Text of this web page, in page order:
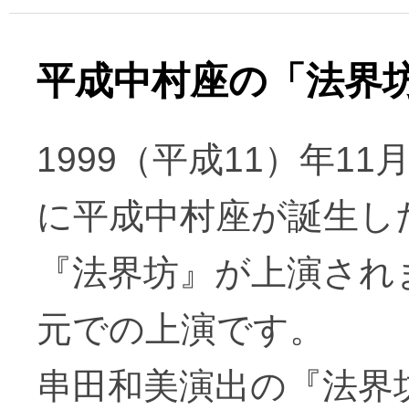
平成中村座の「法界
1999（平成11）年11
に平成中村座が誕生
『法界坊』が上演さ
元での上演です。
串田和美演出の『法